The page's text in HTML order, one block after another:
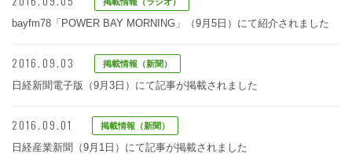
bayfm78「POWER BAY MORNING」（9月5日）にて紹介されました
2016.09.03 掲載情報（新聞）
日経新聞電子版（9月3日）にて記事が掲載されました
2016.09.01 掲載情報（新聞）
日経産業新聞（9月1日）にて記事が掲載されました